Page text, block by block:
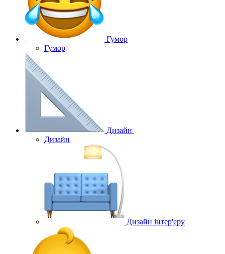
Гумор
Гумор
Дизайн
Дизайн
Дизайн інтер'єру